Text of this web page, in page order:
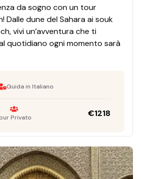
da sogno con un tour
Dalle dune del Sahara ai souk
vivi un’avventura che ti
quotidiano ogni momento sarà
Guida in Italiano
Privato €1218